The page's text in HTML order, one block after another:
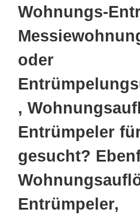
Wohnungs-
oder
,
Entrümpeler
gesucht?
Entrümpeler,